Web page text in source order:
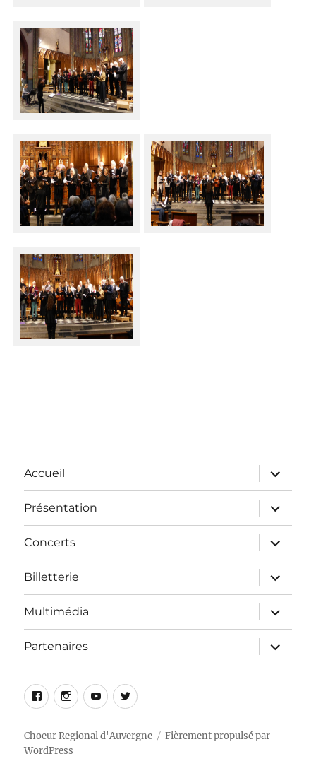
Accueil
Présentation
Concerts
Billetterie
Multimédia
Partenaires
Choeur Regional d'Auvergne
Fièrement propulsé par
WordPress